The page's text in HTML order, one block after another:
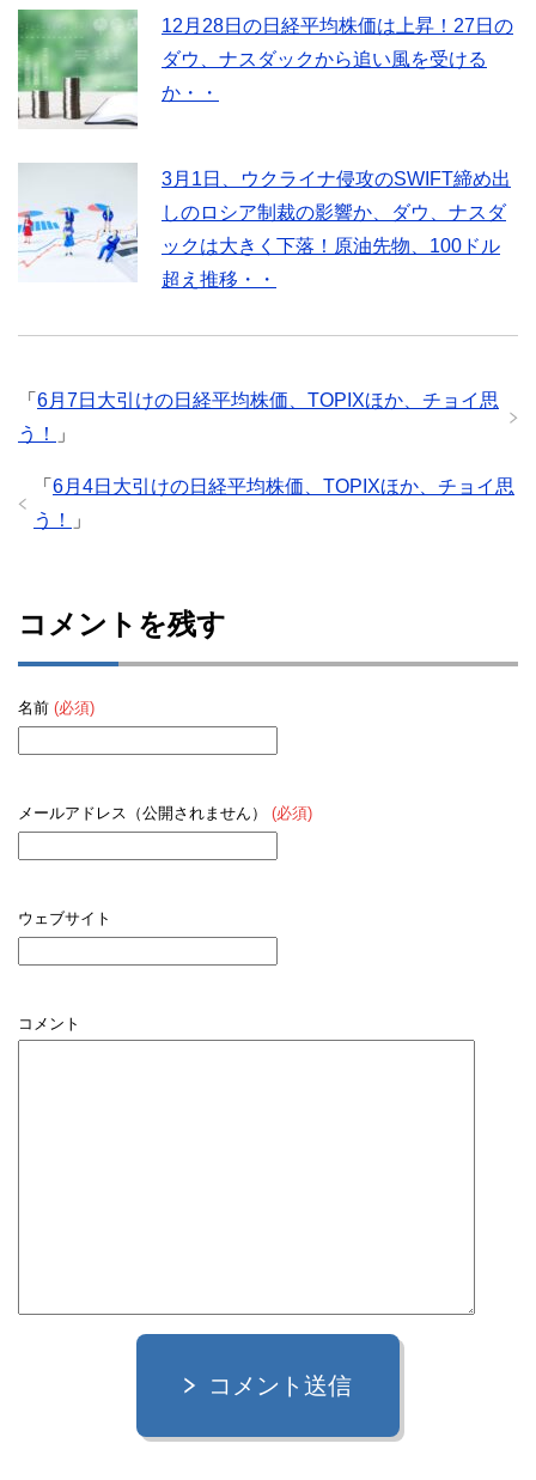
12月28日の日経平均株価は上昇！27日の
ダウ、ナスダックから追い風を受ける
か・・
3月1日、ウクライナ侵攻のSWIFT締め出
しのロシア制裁の影響か、ダウ、ナスダ
ックは大きく下落！原油先物、100ドル
超え推移・・
「 6月7日大引けの日経平均株価、TOPIXほか、チョイ思
う！
」
「 6月4日大引けの日経平均株価、TOPIXほか、チョイ思
う！
」
コメントを残す
名前 (必須)
メールアドレス（公開されません） (必須)
ウェブサイト
コメント
コメント送信